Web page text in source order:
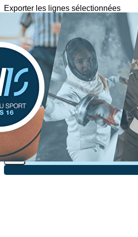
Exporter les lignes sélectionnées
Exporter toutes les colonnes
Exporter uniquement les colonnes
Menu
Images de la page d'accueil
Cliquez pour éditer
Texte, bouton et/ou inscription à la
Cliquez pour éditer
Je m'abonne à la newsletter
OK